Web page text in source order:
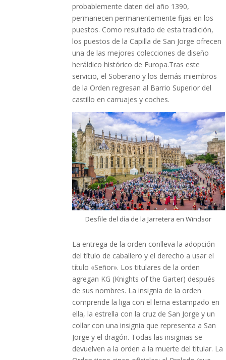
probablemente daten del año 1390,
permanecen permanentemente fijas en los
puestos. Como resultado de esta tradición,
los puestos de la Capilla de San Jorge ofrecen
una de las mejores colecciones de diseño
heráldico histórico de Europa.Tras este
servicio, el Soberano y los demás miembros
de la Orden regresan al Barrio Superior del
castillo en carruajes y coches.
Desfile del día de la Jarretera en Windsor
La entrega de la orden conlleva la adopción
del título de caballero y el derecho a usar el
título «Señor». Los titulares de la orden
agregan KG (Knights of the Garter) después
de sus nombres. La insignia de la orden
comprende la liga con el lema estampado en
ella, la estrella con la cruz de San Jorge y un
collar con una insignia que representa a San
Jorge y el dragón. Todas las insignias se
devuelven a la orden a la muerte del titular. La